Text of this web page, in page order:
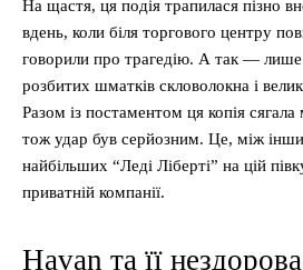
На щастя, ця подія трапилася пізно
вдень, коли біля торгового центру
говорили про трагедію. А так — лише
розбитих шматків скловолокна і
Разом із постаментом ця копія сягала
тож удар був серйозним. Це, між
найбільших “Леді Ліберті” на цій
приватній компанії.
Нavan та її